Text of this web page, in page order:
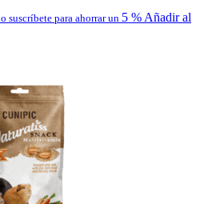
o suscríbete para ahorrar un 5 % Añadir al